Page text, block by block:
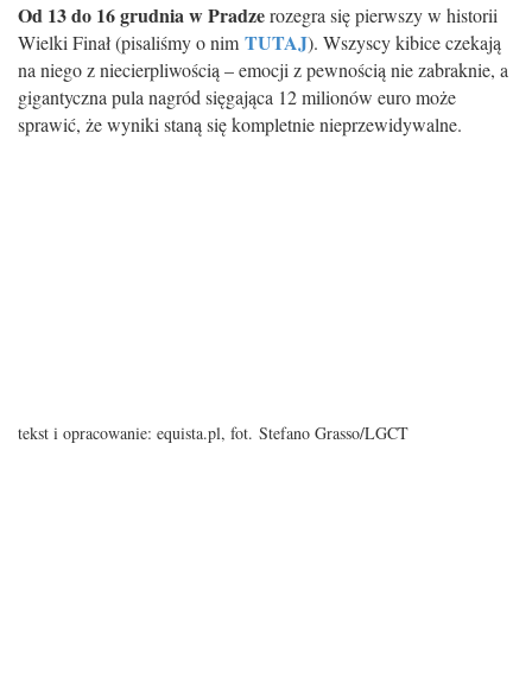
Od 13 do 16 grudnia w Pradzerozegra się pierwszy w historii
Wielki Finał (pisaliśmy o nim TUTAJ). Wszyscy kibice czekają
na niego z niecierpliwością – emocji z pewnością nie zabraknie, a
gigantyczna pula nagród sięgająca 12 milionów euro może
sprawić, że wyniki staną się kompletnie nieprzewidywalne.
tekst i opracowanie: equista.pl, fot. Stefano Grasso/LGCT